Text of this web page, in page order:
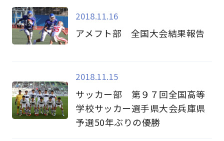
2018.11.16
アメフト部 全国大会結果報告
2018.11.15
サッカー部 第９７回全国高等
学校サッカー選手県大会兵庫県
予選50年ぶりの優勝